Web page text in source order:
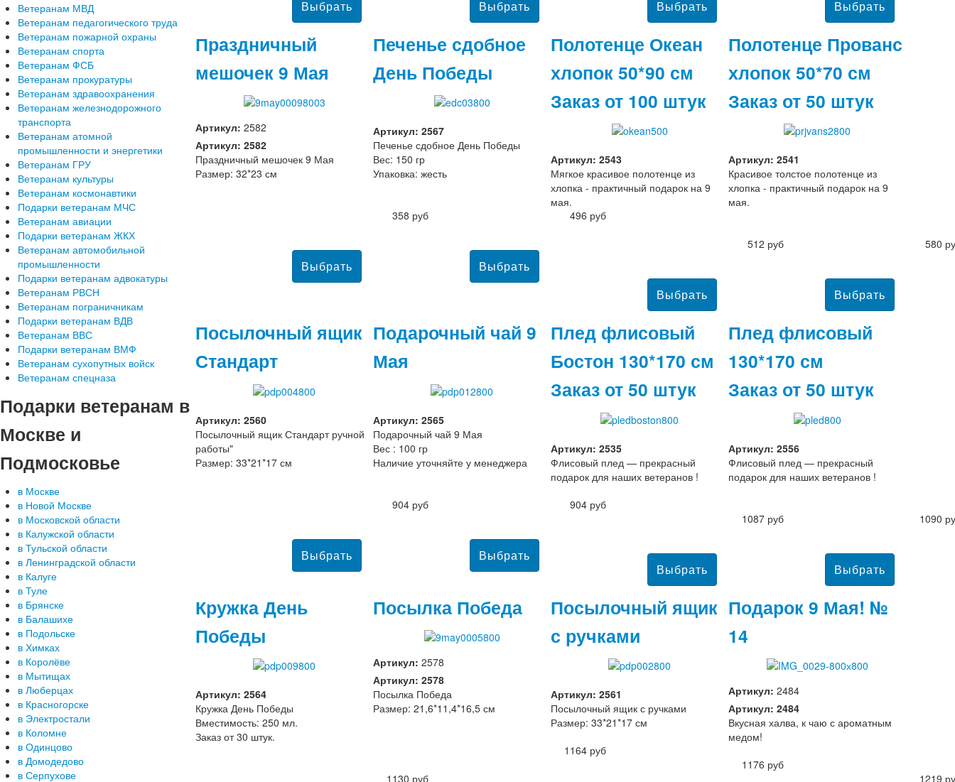
Праздничный
мешочек 9 Мая
Артикул: 2582
Артикул: 2582
Праздничный мешочек 9 Мая
Размер: 32*23 см
358 руб
Печенье сдобное
День Победы
Артикул: 2567
Печенье сдобное День Победы
Вес: 150 гр
Упаковка: жесть
496 руб
Полотенце Океан
хлопок 50*90 см
Заказ от 100 штук
Артикул: 2543
Мягкое красивое полотенце из
хлопка - практичный подарок на 9
мая.
512 руб
Полотенце Прованс
хлопок 50*70 см
Заказ от 50 штук
Артикул: 2541
Красивое толстое полотенце из
хлопка - практичный подарок на 9
мая.
580
Посылочный ящик
Стандарт
Артикул: 2560
Посылочный ящик Стандарт ручной
работы"
Размер: 33*21*17 см
904 руб
Подарочный чай 9
Мая
Артикул: 2565
Подарочный чай 9 Мая
Вес : 100 гр
Наличие уточняйте у менеджера
904 руб
Плед флисовый
Бостон 130*170 см
Заказ от 50 штук
Артикул: 2535
Флисовый плед — прекрасный
подарок для наших ветеранов !
1087 руб
Плед флисовый
130*170 см
Заказ от 50 штук
Артикул: 2556
Флисовый плед — прекрасный
подарок для наших ветеранов !
1090
Кружка День
Победы
Артикул: 2564
Кружка День Победы
Вместимость: 250 мл.
Заказ от 30 штук.
1130 руб
Посылка Победа
Артикул: 2578
Артикул: 2578
Посылка Победа
Размер: 21,6*11,4*16,5 см
1164 руб
Посылочный ящик
с ручками
Артикул: 2561
Посылочный ящик с ручками
Размер: 33*21*17 см
1176 руб
Подарок 9 Мая! №
14
Артикул: 2484
Артикул: 2484
Вкусная халва, к чаю с ароматным
медом!
1219
Ветеранам МВД
Ветеранам педагогического труда
Ветеранам пожарной охраны
Ветеранам спорта
Ветеранам ФСБ
Ветеранам прокуратуры
Ветеранам здравоохранения
Ветеранам железнодорожного
транспорта
Ветеранам атомной
промышленности и энергетики
Ветеранам ГРУ
Ветеранам культуры
Ветеранам космонавтики
Подарки ветеранам МЧС
Ветеранам авиации
Подарки ветеранам ЖКХ
Ветеранам автомобильной
промышленности
Подарки ветеранам адвокатуры
Ветеранам РВСН
Ветеранам пограничникам
Подарки ветеранам ВДВ
Ветеранам ВВС
Подарки ветеранам ВМФ
Ветеранам сухопутных войск
Ветеранам спецназа
Подарки ветеранам в
Москве и
Подмосковье
в Москве
в Новой Москве
в Московской области
в Калужской области
в Тульской области
в Ленинградской области
в Калуге
в Туле
в Брянске
в Балашихе
в Подольске
в Химках
в Королёве
в Мытищах
в Люберцах
в Красногорске
в Электростали
в Коломне
в Одинцово
в Домодедово
в Серпухове